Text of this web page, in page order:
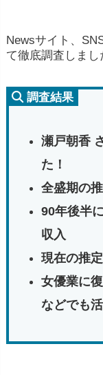
Newsサイト、
て徹底調査しまし
調査結果
瀬戸朝香
た！
全盛期の
90年後半
収入
現在の推
女優業に
などでも